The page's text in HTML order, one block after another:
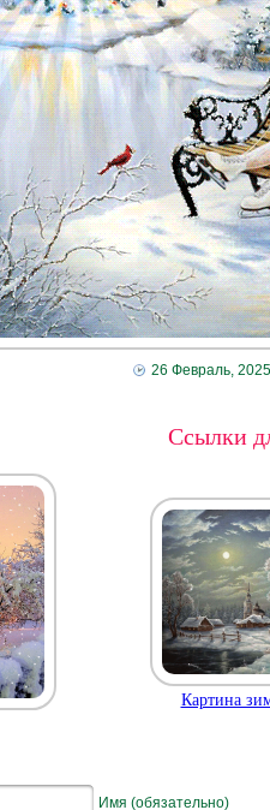
26 Февраль, 2025
Ссылки
Картина
Имя (обязательно)